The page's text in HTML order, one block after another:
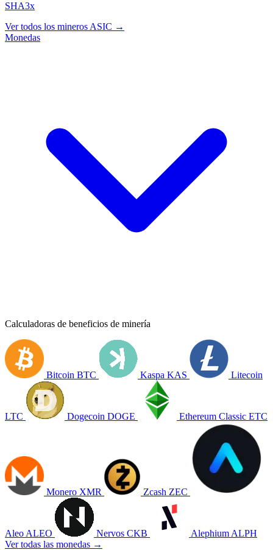
SHA3x
Ver todos los mineros ASIC →
Monedas
Calculadoras de beneficios de minería
Bitcoin BTC Kaspa KAS Litecoin
LTC Dogecoin DOGE Ethereum Classic ETC
Monero XMR Zcash ZEC
Aleo ALEO Nervos CKB Alephium ALPH
Ver todas las monedas →